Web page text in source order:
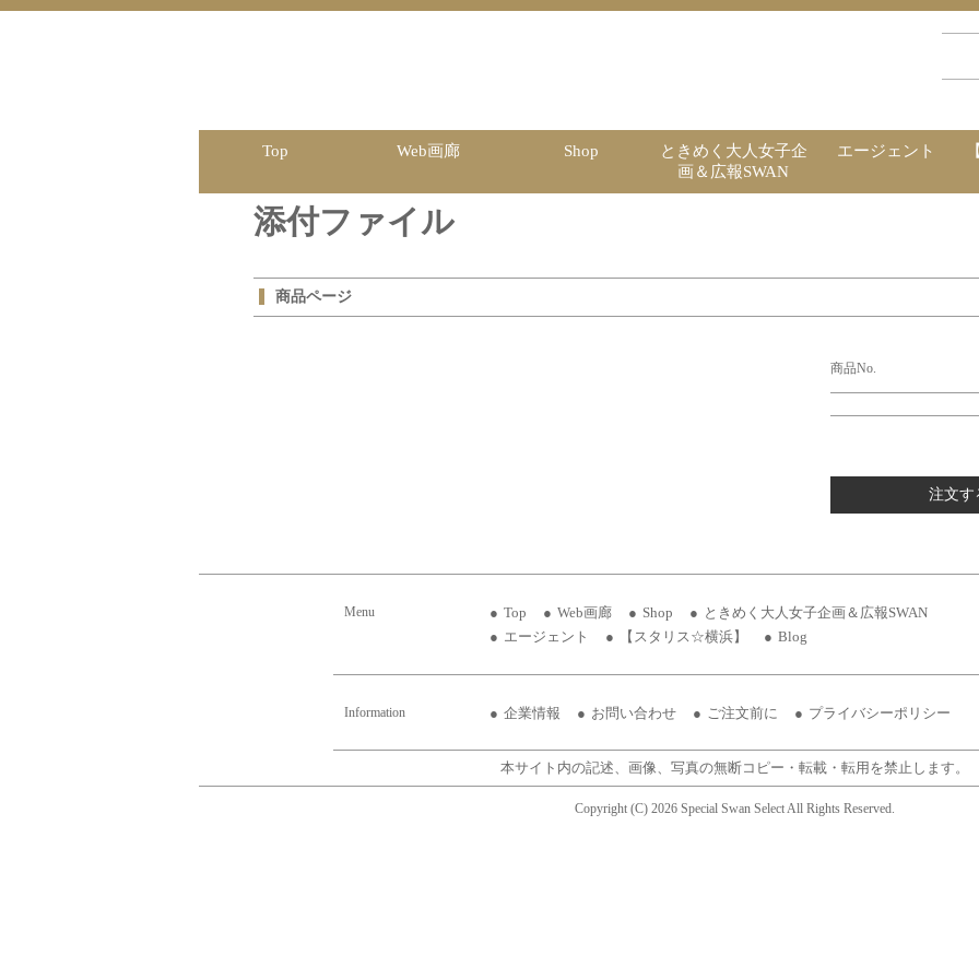
Top Web画廊 Shop
ときめく大人女子企
画＆広報SWAN
エージェント
添付ファイル
商品ページ
商品No.
注文す
Menu Top Web画廊 Shop
ときめく大人女子企画＆広報SWAN
エージェント
【スタリス☆横浜】 Blog
Information 企業情報 お問い合わせ ご注文前に プライバシーポリシー
本サイト内の記述、画像、写真の無断コピー・転載・転用を禁止します。
Copyright (C) 2026 Special Swan Select All Rights Reserved.